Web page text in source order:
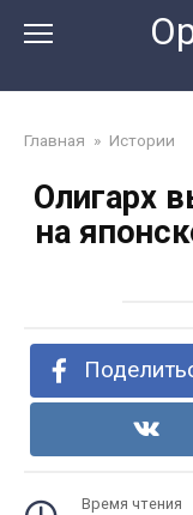
Главная » Истории
Олигарх
на
Время чтения